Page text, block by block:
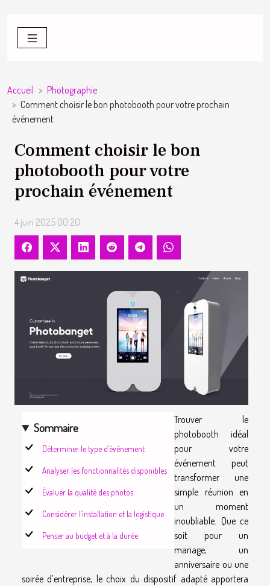
Accueil
Photographie
Comment choisir le bon photobooth pour votre prochain
événement
Comment choisir le bon
photobooth pour votre
prochain événement
4 juin 2025 00:20
Sommaire
Déterminer le type d’événement
Analyser les fonctionnalités disponibles
Évaluer la qualité des photos
Considérer l’installation et la logistique
Penser au budget et à la durée
Trouver le
photobooth idéal
pour votre
événement peut
transformer une
simple réunion en
un moment
inoubliable. Que ce
soit pour un
mariage, un
anniversaire ou une
soirée d’entreprise, le choix du dispositif adapté apportera